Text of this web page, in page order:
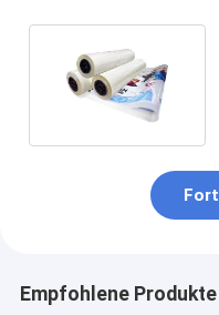
Empfohlene Produkte